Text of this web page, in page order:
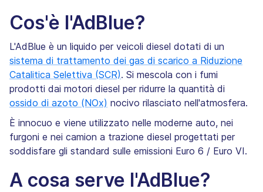
Cos'è l'AdBlue?
L'AdBlue è un liquido per veicoli diesel dotati di un
sistema di trattamento dei gas di scarico a Riduzione
Catalitica Selettiva (SCR). Si mescola con i fumi
prodotti dai motori diesel per ridurre la quantità di
ossido di azoto (NOx) nocivo rilasciato nell'atmosfera.
È innocuo e viene utilizzato nelle moderne auto, nei
furgoni e nei camion a trazione diesel progettati per
soddisfare gli standard sulle emissioni Euro 6 / Euro VI.
A cosa serve l'AdBlue?